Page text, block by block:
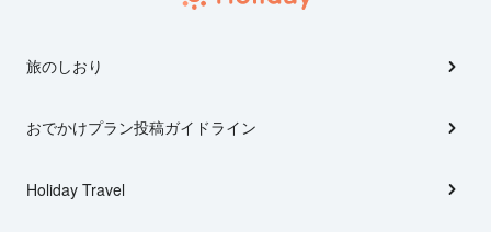
旅のしおり
おでかけプラン投稿ガイドライン
Holiday Travel